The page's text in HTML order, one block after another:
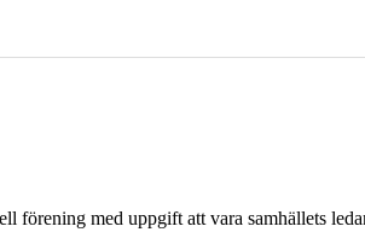
förening med uppgift att vara samhällets